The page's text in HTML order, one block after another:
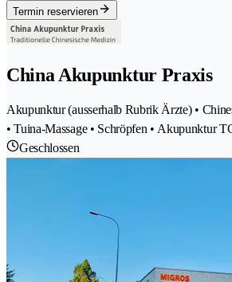
Termin reservieren
China Akupunktur Praxis
Akupunktur (ausserhalb Rubrik Ärzte) •
• Tuina-Massage • Schröpfen • Akupunktur
Geschlossen